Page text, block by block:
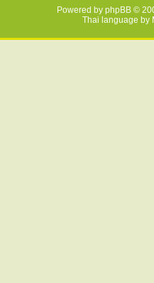
Powered by phpBB ©
Thai language by